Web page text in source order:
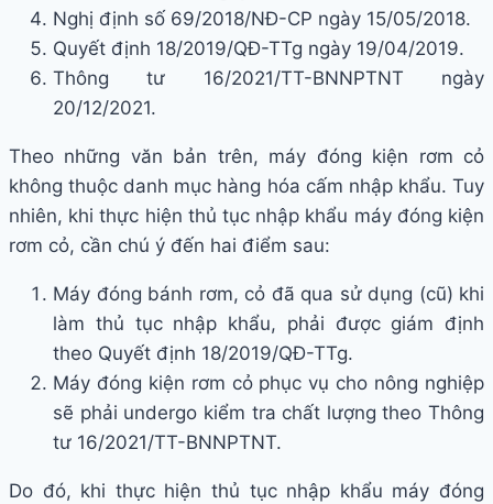
Nghị định số 69/2018/NĐ-CP ngày 15/05/2018.
Quyết định 18/2019/QĐ-TTg ngày 19/04/2019.
Thông tư 16/2021/TT-BNNPTNT ngày
20/12/2021.
Theo những văn bản trên, máy đóng kiện rơm cỏ
không thuộc danh mục hàng hóa cấm nhập khẩu. Tuy
nhiên, khi thực hiện thủ tục nhập khẩu máy đóng kiện
rơm cỏ, cần chú ý đến hai điểm sau:
Máy đóng bánh rơm, cỏ đã qua sử dụng (cũ) khi
làm thủ tục nhập khẩu, phải được giám định
theo Quyết định 18/2019/QĐ-TTg.
Máy đóng kiện rơm cỏ phục vụ cho nông nghiệp
sẽ phải undergo kiểm tra chất lượng theo Thông
tư 16/2021/TT-BNNPTNT.
Do đó, khi thực hiện thủ tục nhập khẩu máy đóng